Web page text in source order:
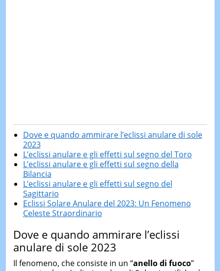
Dove e quando ammirare l’eclissi anulare di sole
2023
L’eclissi anulare e gli effetti sul segno del Toro
L’eclissi anulare e gli effetti sul segno della
Bilancia
L’eclissi anulare e gli effetti sul segno del
Sagittario
Eclissi Solare Anulare del 2023: Un Fenomeno
Celeste Straordinario
Dove e quando ammirare l’eclissi
anulare di sole 2023
Il fenomeno, che consiste in un “anello di fuoco”